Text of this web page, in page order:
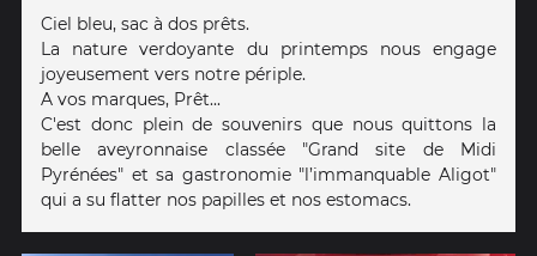
Ciel bleu, sac à dos prêts.
La nature verdoyante du printemps nous engage
joyeusement vers notre périple.
A vos marques, Prêt...
C'est donc plein de souvenirs que nous quittons la
belle aveyronnaise classée "Grand site de Midi
Pyrénées" et sa gastronomie "l’immanquable Aligot"
qui a su flatter nos papilles et nos estomacs.